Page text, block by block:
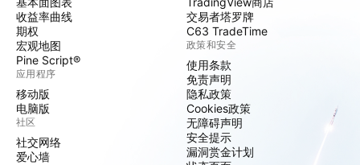
收益率曲线
期权
宏观地图
Pine Script®
应用程序
移动版
电脑版
社区
社交网络
爱心墙
交易者塔罗牌
C63 TradeTime
政策和安全
使用条款
免责声明
隐私政策
Cookies政策
无障碍声明
安全提示
漏洞赏金计划